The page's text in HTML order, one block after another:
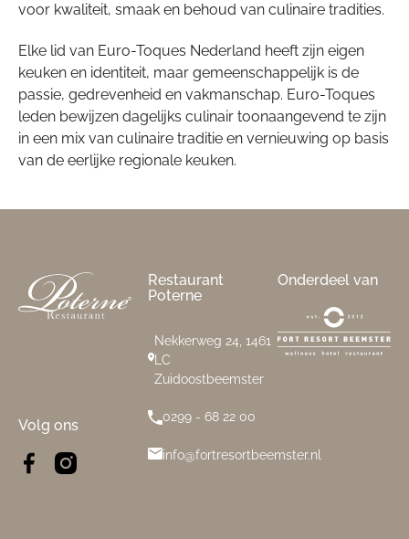
voor kwaliteit, smaak en behoud van culinaire tradities.
Elke lid van Euro-Toques Nederland heeft zijn eigen
keuken en identiteit, maar gemeenschappelijk is de
passie, gedrevenheid en vakmanschap. Euro-Toques
leden bewijzen dagelijks culinair toonaangevend te zijn
in een mix van culinaire traditie en vernieuwing op basis
van de eerlijke regionale keuken.
Volg ons
Restaurant
Poterne
Nekkerweg 24, 1461
LC
Zuidoostbeemster
0299 - 68 22 00
info@fortresortbeemster.nl
Onderdeel van